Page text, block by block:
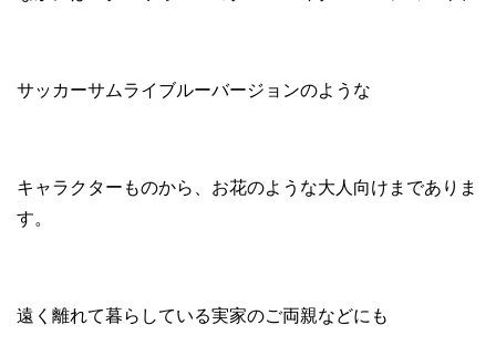
サッカーサムライブルーバージョンのような
キャラクターものから、お花のような大人向けまでありま
す。
遠く離れて暮らしている実家のご両親などにも